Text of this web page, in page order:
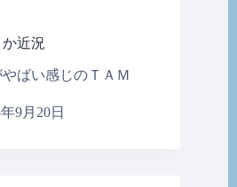
近況
ばい感じのＴＡＭ
9月20日